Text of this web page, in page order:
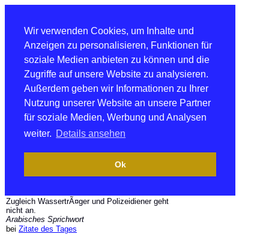
Wir verwenden Cookies, um Inhalte und
Anzeigen zu personalisieren, Funktionen für
soziale Medien anbieten zu können und die
Zugriffe auf unsere Website zu analysieren.
Außerdem geben wir Informationen zu Ihrer
Nutzung unserer Website an unsere Partner
für soziale Medien, Werbung und Analysen
weiter. Details ansehen
Ok
Zugleich WassertrÃ¤ger und Polizeidiener geht
nicht an.
Arabisches Sprichwort
bei Zitate des Tages